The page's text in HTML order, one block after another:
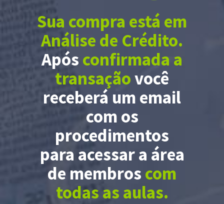
Sua compra está em
Análise de Crédito.
Após confirmada a
transaçãovocê
receberá um email
com os
procedimentos
para acessar a área
de membros com
todas as aulas.